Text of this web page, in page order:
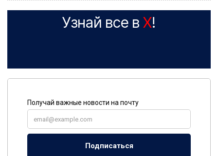
Узнай все в X!